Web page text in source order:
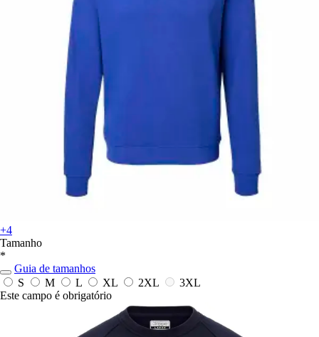
+4
Tamanho
*
Guia de tamanhos
S
M L XL 2XL
3XL
Este campo é obrigatório